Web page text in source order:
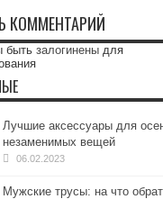
КОММЕНТАРИЙ
быть залогинены для
Лучшие аксессуары для
незаменимых вещей
06.02.2023
Мужские трусы: на что